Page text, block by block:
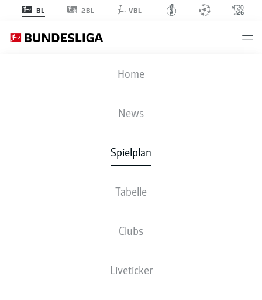
BL 2BL VBL
Home
News
Spielplan
Tabelle
Clubs
Liveticker
FCU
AUFSTELLUNGEN
Di., 12.01.2027 - Do., 14.01.2027